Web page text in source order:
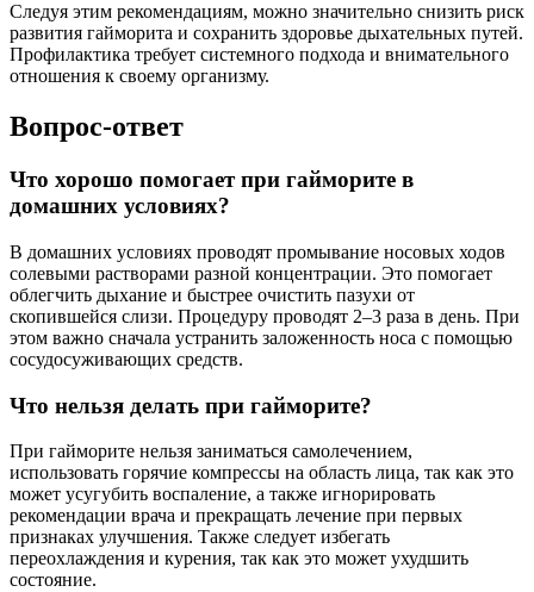
Следуя этим рекомендациям, можно значительно снизить риск
развития гайморита и сохранить здоровье дыхательных путей.
Профилактика требует системного подхода и внимательного
отношения к своему организму.
Вопрос-ответ
Что хорошо помогает при гайморите в
домашних условиях?
В домашних условиях проводят промывание носовых ходов
солевыми растворами разной концентрации. Это помогает
облегчить дыхание и быстрее очистить пазухи от
скопившейся слизи. Процедуру проводят 2–3 раза в день. При
этом важно сначала устранить заложенность носа с помощью
сосудосуживающих средств.
Что нельзя делать при гайморите?
При гайморите нельзя заниматься самолечением,
использовать горячие компрессы на область лица, так как это
может усугубить воспаление, а также игнорировать
рекомендации врача и прекращать лечение при первых
признаках улучшения. Также следует избегать
переохлаждения и курения, так как это может ухудшить
состояние.